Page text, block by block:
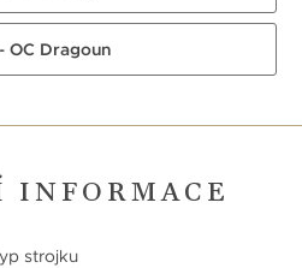
OC Dragoun
strojku